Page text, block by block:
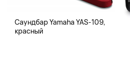
Саундбар Yamaha YAS-109,
красный